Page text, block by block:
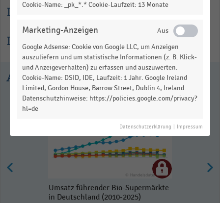
Lesehilfe
Informationen zur Statistik
Ausgewählte Statistiken
Umsatz führender Bio-Supermärkte
in Deutschland (2010-2025)
Cookie-Name: _pk_*.* Cookie-Laufzeit: 13 Monate
Marketing-Anzeigen
Google Adsense: Cookie von Google LLC, um Anzeigen
auszuliefern und um statistische Informationen (z. B. Klick-
und Anzeigeverhalten) zu erfassen und auszuwerten.
Cookie-Name: DSID, IDE, Laufzeit: 1 Jahr. Google Ireland
Limited, Gordon House, Barrow Street, Dublin 4, Ireland.
Datenschutzhinweise: https://policies.google.com/privacy?
hl=de
Datenschutzerklärung Impressum